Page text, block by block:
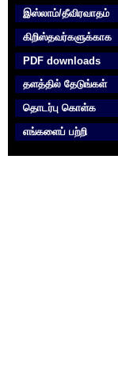
இஸ்லாம்/தீவிரவாதம்
கிறிஸ்தவர்களுக்காக‌
PDF downloads
தளத்தில் தேடுங்கள்
தொடர்பு கொள்க‌
எங்களைப் பற்றி